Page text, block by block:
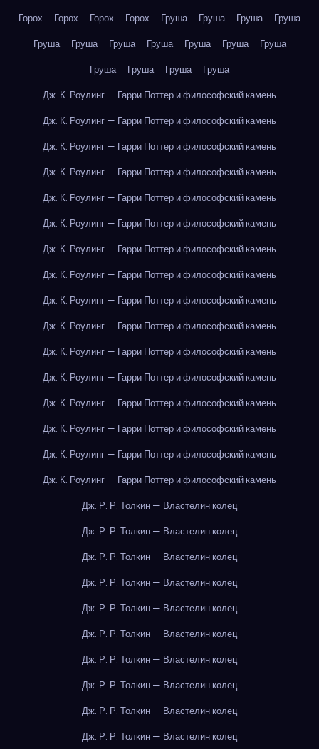
Горох
Горох Горох Горох Груша Груша Груша
Груша
Груша
Груша Груша Груша Груша Груша
Груша
Груша
Груша Груша
Груша
Дж. К. Роулинг — Гарри Поттер и философский камень
Дж. К. Роулинг — Гарри Поттер и философский камень
Дж. К. Роулинг — Гарри Поттер и философский камень
Дж. К. Роулинг — Гарри Поттер и философский камень
Дж. К. Роулинг — Гарри Поттер и философский камень
Дж. К. Роулинг — Гарри Поттер и философский камень
Дж. К. Роулинг — Гарри Поттер и философский камень
Дж. К. Роулинг — Гарри Поттер и философский камень
Дж. К. Роулинг — Гарри Поттер и философский камень
Дж. К. Роулинг — Гарри Поттер и философский камень
Дж. К. Роулинг — Гарри Поттер и философский камень
Дж. К. Роулинг — Гарри Поттер и философский камень
Дж. К. Роулинг — Гарри Поттер и философский камень
Дж. К. Роулинг — Гарри Поттер и философский камень
Дж. К. Роулинг — Гарри Поттер и философский камень
Дж. К. Роулинг — Гарри Поттер и философский камень
Дж. Р. Р. Толкин — Властелин колец
Дж. Р. Р. Толкин — Властелин колец
Дж. Р. Р. Толкин — Властелин колец
Дж. Р. Р. Толкин — Властелин колец
Дж. Р. Р. Толкин — Властелин колец
Дж. Р. Р. Толкин — Властелин колец
Дж. Р. Р. Толкин — Властелин колец
Дж. Р. Р. Толкин — Властелин колец
Дж. Р. Р. Толкин — Властелин колец
Дж. Р. Р. Толкин — Властелин колец